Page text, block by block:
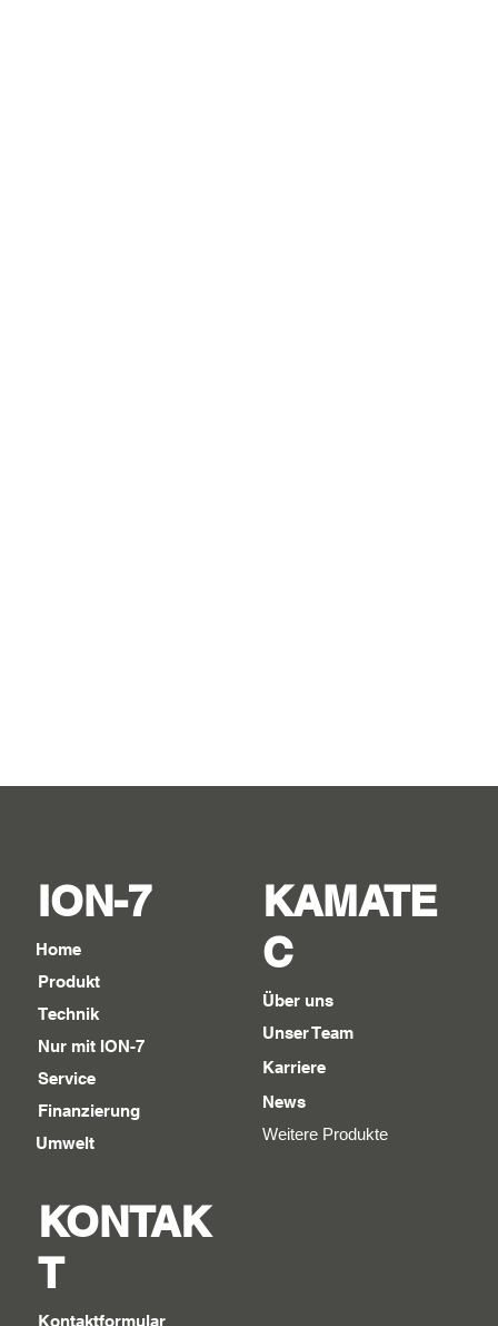
KAMATE
C
Über uns
Unser Team
Karriere
News
Weitere Produkte
ION-7
Home
Produkt
Technik
Nur mit ION-7
Service
Finanzierung
Umwelt
KONTAK
T
Kontaktformular